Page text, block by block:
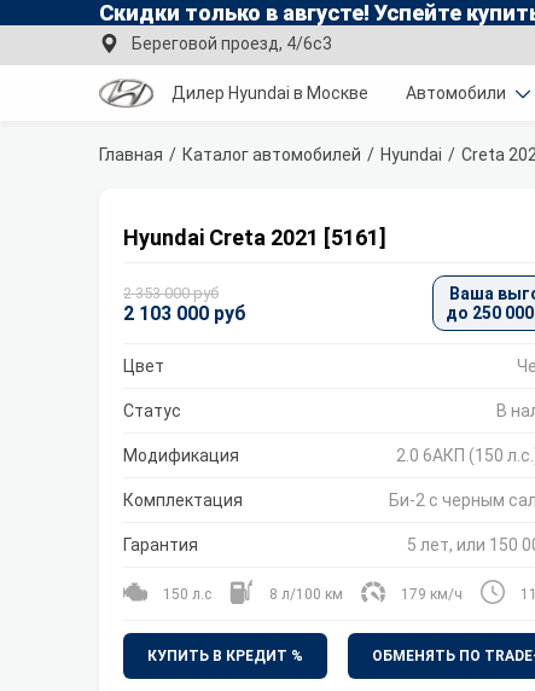
Скидки только в августе! Успейте
Береговой проезд, 4/6с3
Дилер Hyundai в Москве Автомобили
Главная Каталог автомобилей Hyundai Creta
Hyundai Creta 2021 [5161]
2 353 000 руб
2 103 000 руб
Ваша
до 250
Цвет
Статус В
Модификация 2.0 6AКП (150
Комплектация Би-2 с черным
Гарантия 5 лет, или 150
150 л.с 8 л/100 км 179 км/ч
КУПИТЬ В КРЕДИТ % ОБМЕНЯТЬ ПО